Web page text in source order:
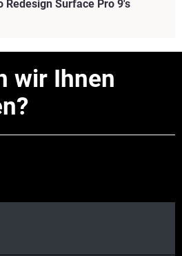
Redesign Surface Pro 9's
wir Ihnen